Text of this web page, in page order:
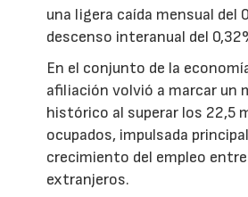
una ligera caída mensual del
descenso interanual del
En el conjunto de la
afiliación volvió a marcar un
histórico al superar los 22,5
ocupados, impulsada
crecimiento del empleo
extranjeros.